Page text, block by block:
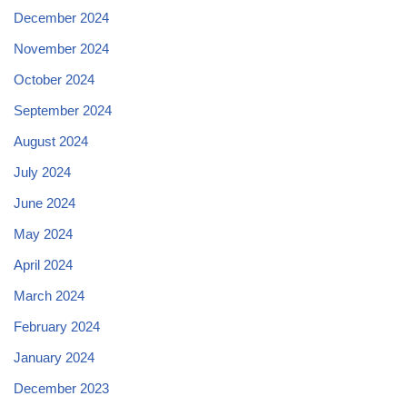
December 2024
November 2024
October 2024
September 2024
August 2024
July 2024
June 2024
May 2024
April 2024
March 2024
February 2024
January 2024
December 2023